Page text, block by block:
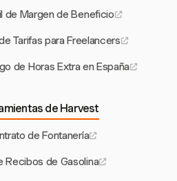
de Margen de Beneficio
Tarifas para Freelancers
de Horas Extra en España
de Harvest
de Fontanería
Recibos de Gasolina